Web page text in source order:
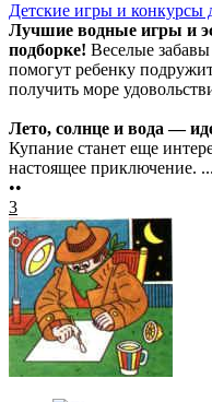
Детские игры и конкурсы
Лучшие водные игры и
подборке! Веселые
помогут ребенку
получить море
Лето, солнце и вода —
Купание станет еще
настоящее приключение. ...
••
3